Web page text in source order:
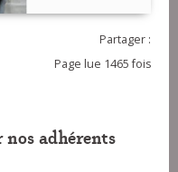
Partager :
Page lue 1465 fois
nos adhérents